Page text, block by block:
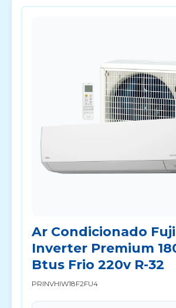
Ar Condicionado
Inverter Premium
Btus Frio 220v R-32
PRINVHIW18F2FU4